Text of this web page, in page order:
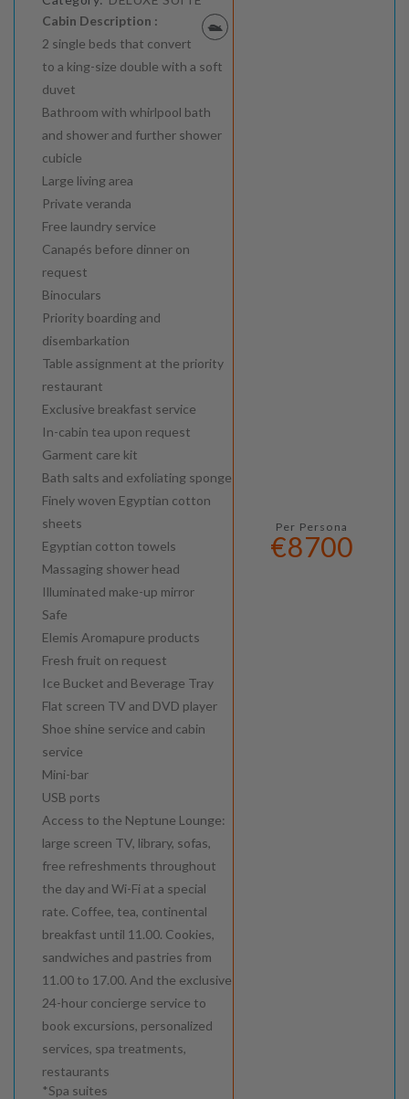
Cabin Description :
2 single beds that convert
to a king-size double with a soft
duvet
Bathroom with whirlpool bath
and shower and further shower
cubicle
Large living area
Private veranda
Free laundry service
Canapés before dinner on
request
Binoculars
Priority boarding and
disembarkation
Table assignment at the priority
restaurant
Exclusive breakfast service
In-cabin tea upon request
Garment care kit
Bath salts and exfoliating sponge
Finely woven Egyptian cotton
sheets
Egyptian cotton towels
Massaging shower head
Illuminated make-up mirror
Safe
Elemis Aromapure products
Fresh fruit on request
Ice Bucket and Beverage Tray
Flat screen TV and DVD player
Shoe shine service and cabin
service
Mini-bar
USB ports
Access to the Neptune Lounge:
large screen TV, library, sofas,
free refreshments throughout
the day and Wi-Fi at a special
rate. Coffee, tea, continental
breakfast until 11.00. Cookies,
sandwiches and pastries from
11.00 to 17.00. And the exclusive
24-hour concierge service to
book excursions, personalized
services, spa treatments,
restaurants
*Spa suites
Per Persona
€8700